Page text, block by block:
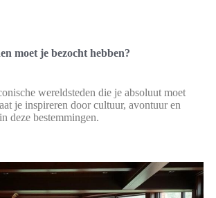
moet je bezocht hebben?
wereldsteden die je absoluut moet
je inspireren door cultuur, avontuur en
deze bestemmingen.